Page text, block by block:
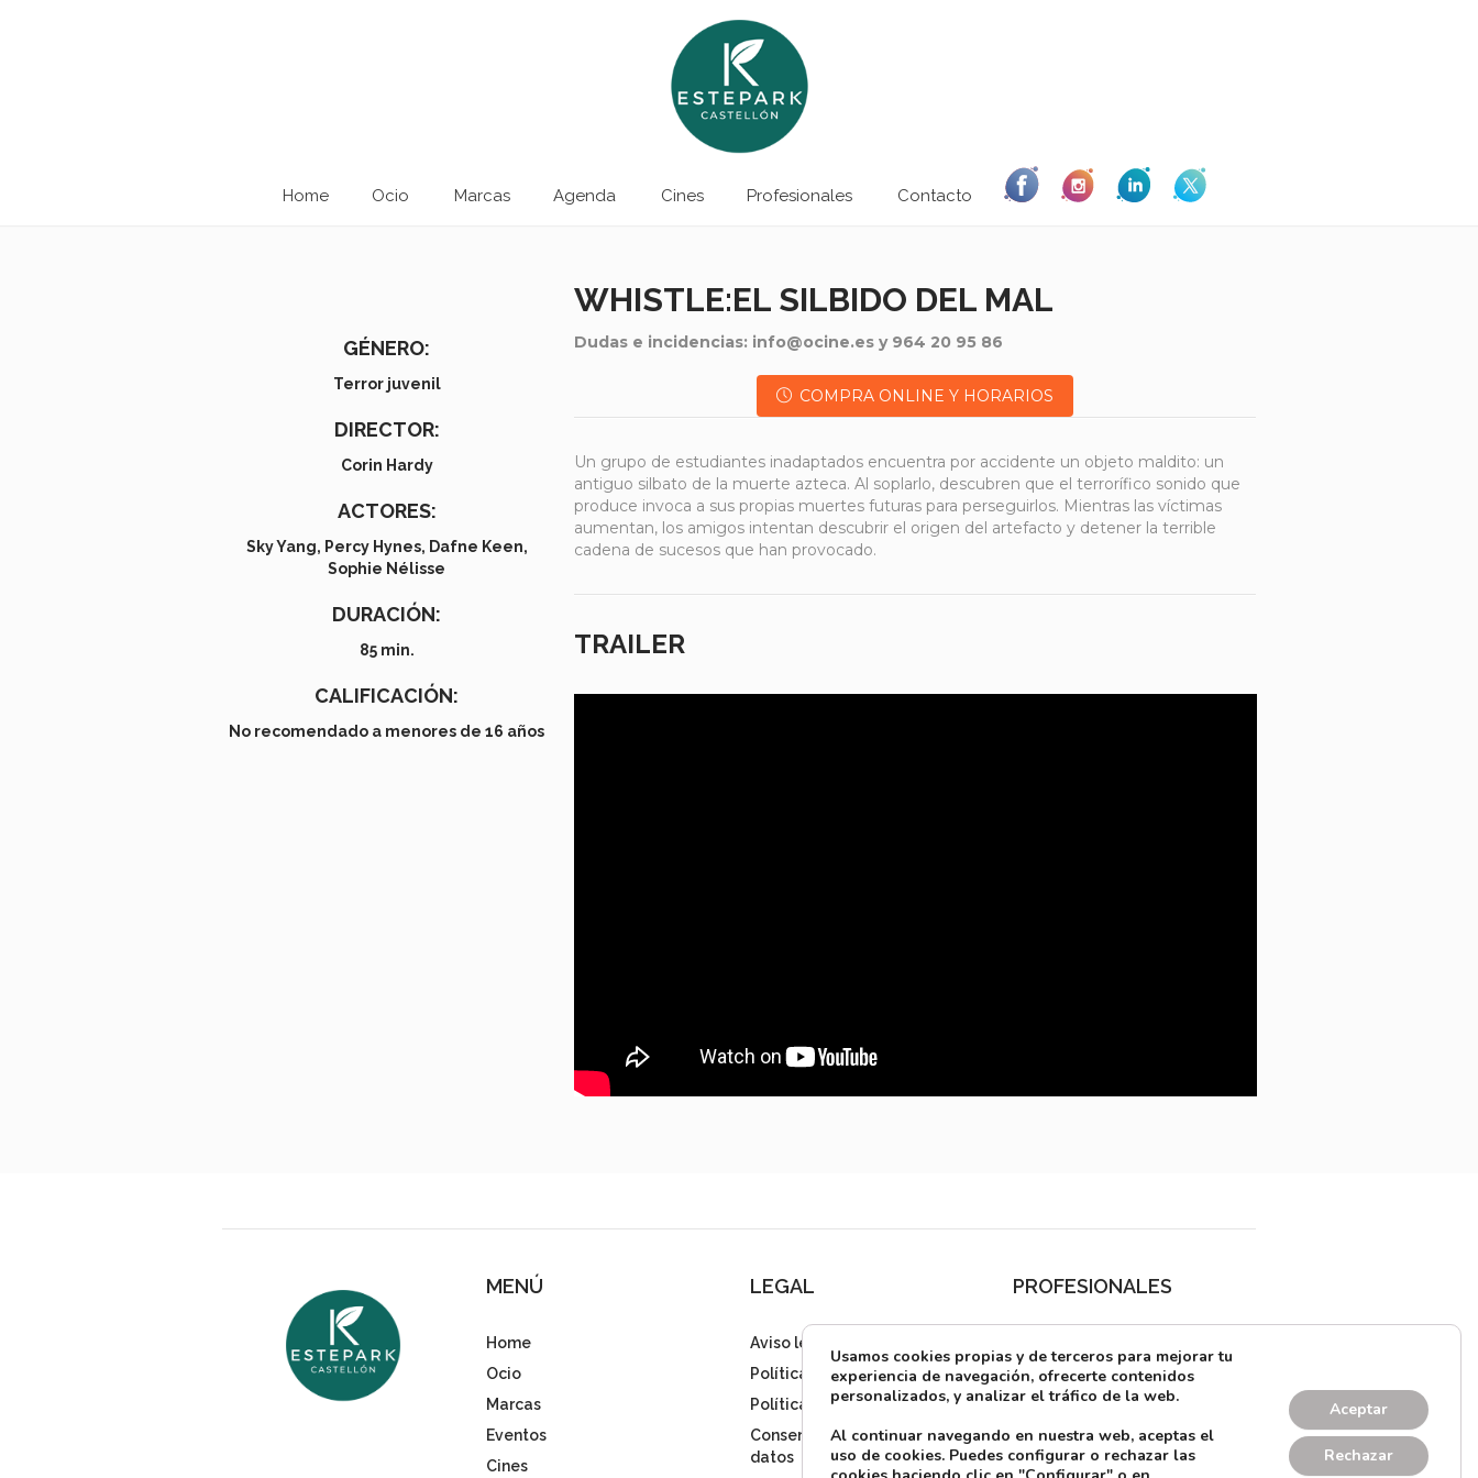
Home Ocio Marcas Agenda Cines Profesionales Contacto
GÉNERO:
Terror juvenil
DIRECTOR:
Corin Hardy
ACTORES:
Sky Yang, Percy Hynes, Dafne Keen,
Sophie Nélisse
DURACIÓN:
85 min.
CALIFICACIÓN:
No recomendado a menores de 16 años
WHISTLE:EL SILBIDO DEL MAL
Dudas e incidencias: info@ocine.es y 964 20 95 86
COMPRA ONLINE Y HORARIOS
Un grupo de estudiantes inadaptados encuentra por accidente un objeto maldito: un
antiguo silbato de la muerte azteca. Al soplarlo, descubren que el terrorífico sonido que
produce invoca a sus propias muertes futuras para perseguirlos. Mientras las víctimas
aumentan, los amigos intentan descubrir el origen del artefacto y detener la terrible
cadena de sucesos que han provocado.
TRAILER
MENÚ
Home
Ocio
Marcas
Eventos
Cines
LEGAL
Aviso legal
Política de privacidad
Política de cookies
Consentimiento tratamiento
datos
PROFESIONALES
Prensa
Directorio
CONTACTO
Usamos cookies propias y de terceros para mejorar tu
experiencia de navegación, ofrecerte contenidos
personalizados, y analizar el tráfico de la web.
Al continuar navegando en nuestra web, aceptas el
uso de cookies. Puedes configurar o rechazar las
Aceptar
Rechazar